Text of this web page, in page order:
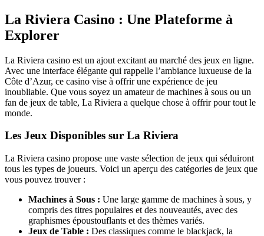
La Riviera Casino : Une Plateforme à
Explorer
La Riviera casino est un ajout excitant au marché des jeux en ligne.
Avec une interface élégante qui rappelle l’ambiance luxueuse de la
Côte d’Azur, ce casino vise à offrir une expérience de jeu
inoubliable. Que vous soyez un amateur de machines à sous ou un
fan de jeux de table, La Riviera a quelque chose à offrir pour tout le
monde.
Les Jeux Disponibles sur La Riviera
La Riviera casino propose une vaste sélection de jeux qui séduiront
tous les types de joueurs. Voici un aperçu des catégories de jeux que
vous pouvez trouver :
Machines à Sous : Une large gamme de machines à sous, y
compris des titres populaires et des nouveautés, avec des
graphismes époustouflants et des thèmes variés.
Jeux de Table : Des classiques comme le blackjack, la